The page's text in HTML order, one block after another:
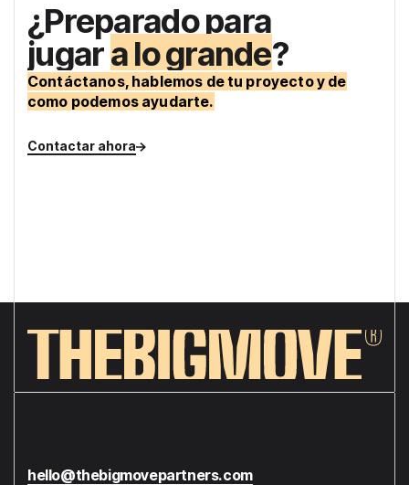
¿Preparado para
jugara lo grande?
Contáctanos, hablemos de tu proyecto y de
como podemos ayudarte.
Contactar ahora
hello@thebigmovepartners.com